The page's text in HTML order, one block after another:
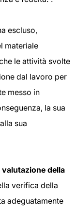
escluso,
materiale
le attività svolte
dal lavoro per
messo in
la sua
sua
valutazione della
verifica della
adeguatamente